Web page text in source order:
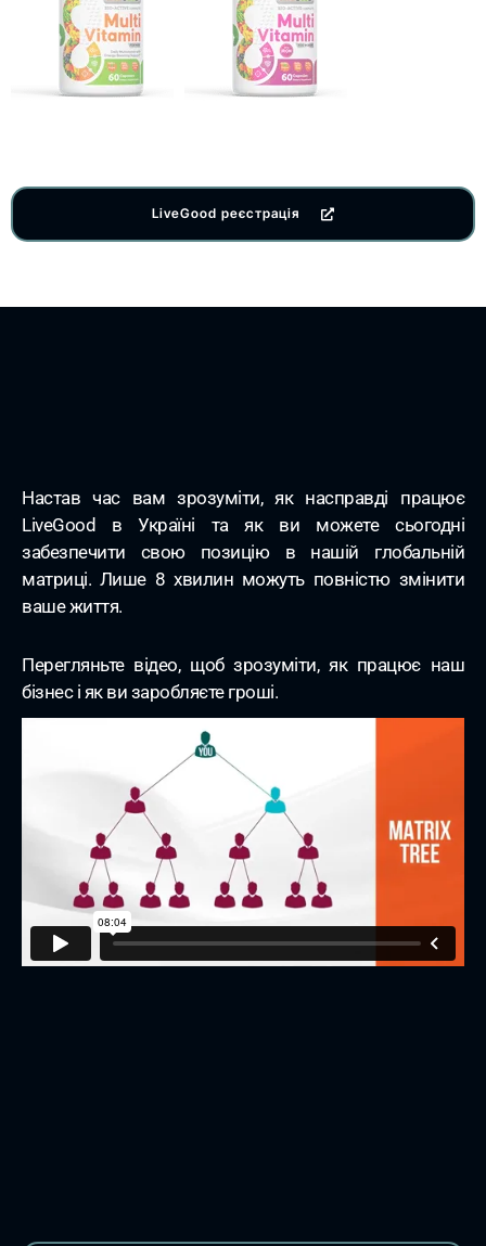
LiveGood реєстрація
Настав час вам зрозуміти, як насправді працює
LiveGood в Україні та як ви можете сьогодні
забезпечити свою позицію в нашій глобальній
матриці. Лише 8 хвилин можуть повністю змінити
ваше життя.
Перегляньте відео, щоб зрозуміти, як працює наш
бізнес і як ви заробляєте гроші.